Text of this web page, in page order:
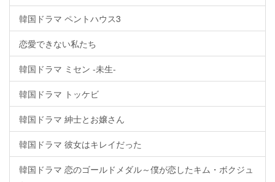
韓国ドラマ ペントハウス3
恋愛できない私たち
韓国ドラマ ミセン -未生-
韓国ドラマ トッケビ
韓国ドラマ 紳士とお嬢さん
韓国ドラマ 彼女はキレイだった
韓国ドラマ 恋のゴールドメダル～僕が恋したキム・ボクジュ